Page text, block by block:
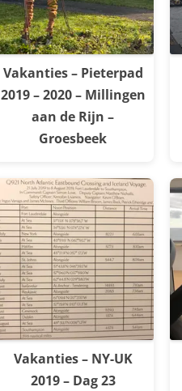
Vakanties – Pieterpad
2019 – 2020 – Millingen
aan de Rijn –
Groesbeek
Vakanties – NY-UK
2019 – Dag 23